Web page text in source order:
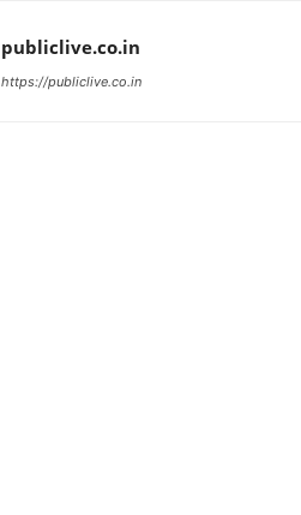
publiclive.co.in
https://publiclive.co.in